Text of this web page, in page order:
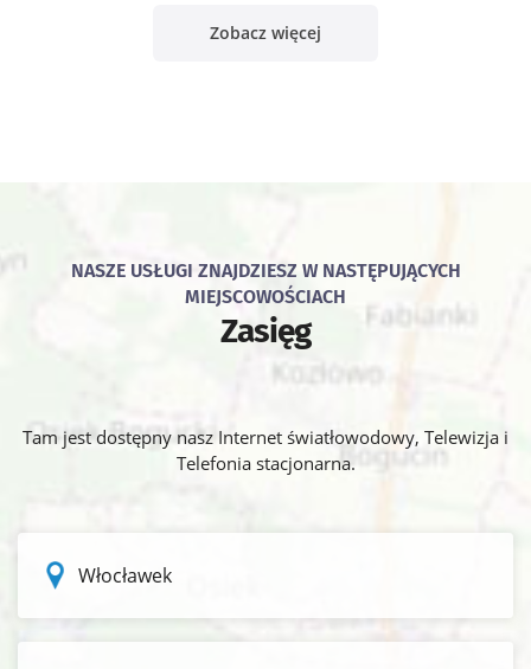
Zobacz więcej
NASZE USŁUGI ZNAJDZIESZ W NASTĘPUJĄCYCH
MIEJSCOWOŚCIACH
Zasięg
Tam jest dostępny nasz Internet światłowodowy, Telewizja i
Telefonia stacjonarna.
Włocławek